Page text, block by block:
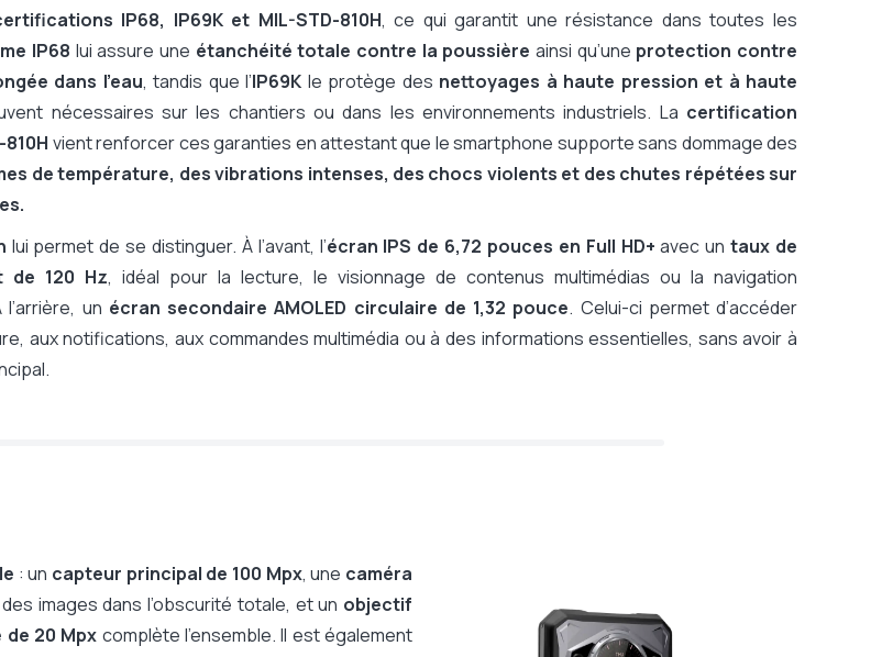
E-mail
de 6,5")
x 16 mm
IP68, IP69K et MIL-STD-810H, ce qui garantit une résistance dans toutes les
IP68 lui assure une étanchéité totale contre la poussièreainsi qu’une protection contre
dans l’eau, tandis que l’IP69K le protège des nettoyages à haute pression et à haute
nécessaires sur les chantiers ou dans les environnements industriels. La certification
vient renforcer ces garanties en attestant que le smartphone supporte sans dommage des
de température, des vibrations intenses, des chocs violents et des chutes répétées sur
lui permet de se distinguer. À l’avant, l’écran IPS de 6,72 pouces en Full HD+ avec untaux de
de 120 Hz, idéal pour la lecture, le visionnage de contenus multimédias ou la navigation
un écran secondaire AMOLED circulaire de 1,32 pouce. Celui-ci permet d’accéder
aux notifications, aux commandes multimédia ou à des informations essentielles, sans avoir à
: un capteur principal de 100 Mpx, une caméra
images dans l’obscurité totale, et un objectif
20 Mpx complète l’ensemble. Il est également